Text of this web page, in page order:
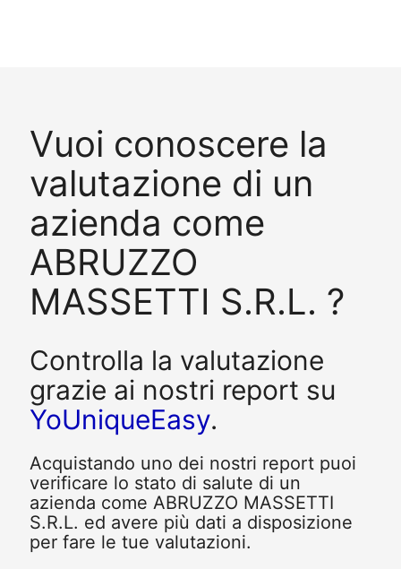
Vuoi conoscere la
valutazione di un
azienda come
ABRUZZO
MASSETTI S.R.L. ?
Controlla la valutazione
grazie ai nostri report su
YoUniqueEasy.
Acquistando uno dei nostri report puoi
verificare lo stato di salute di un
azienda come ABRUZZO MASSETTI
S.R.L. ed avere più dati a disposizione
per fare le tue valutazioni.